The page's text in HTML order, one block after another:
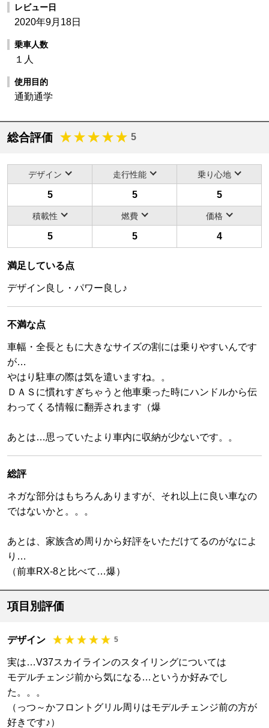
レビュー日
2020年9月18日
乗車人数
１人
使用目的
通勤通学
総合評価 5
デザイン 走行性能 乗り心地
5 5 5
積載性 燃費 価格
5 5 4
満足している点
デザイン良し・パワー良し♪
不満な点
車幅・全長ともに大きなサイズの割には乗りやすいんです
が…
やはり駐車の際は気を遣いますね。。
ＤＡＳに慣れすぎちゃうと他車乗った時にハンドルから伝
わってくる情報に翻弄されます（爆
あとは…思っていたより車内に収納が少ないです。。
総評
ネガな部分はもちろんありますが、それ以上に良い車なの
ではないかと。。。
あとは、家族含め周りから好評をいただけてるのがなによ
り…
（前車RX-8と比べて…爆）
項目別評価
デザイン 5
実は…V37スカイラインのスタイリングについては
モデルチェンジ前から気になる…というか好みでし
た。。。
（っつ～かフロントグリル周りはモデルチェンジ前の方が
好きです♪）